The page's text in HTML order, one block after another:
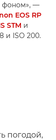
фоном», —
EOS RP
STM и
и ISO 200.
погодой,